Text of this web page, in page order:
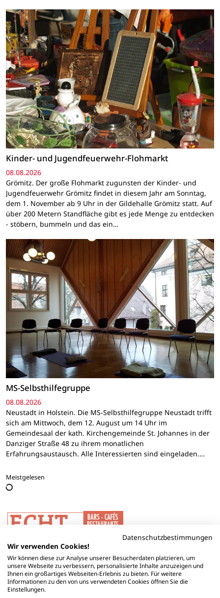
Kinder- und Jugendfeuerwehr-Flohmarkt
08.08.2026
Grömitz. Der große Flohmarkt zugunsten der Kinder- und
Jugendfeuerwehr Grömitz findet in diesem Jahr am Sonntag,
dem 1. November ab 9 Uhr in der Gildehalle Grömitz statt. Auf
über 200 Metern Standfläche gibt es jede Menge zu entdecken
- stöbern, bummeln und das ein…
MS-Selbsthilfegruppe
08.08.2026
Neustadt in Holstein. Die MS-Selbsthilfegruppe Neustadt trifft
sich am Mittwoch, dem 12. August um 14 Uhr im
Gemeindesaal der kath. Kirchengemeinde St. Johannes in der
Danziger Straße 48 zu ihrem monatlichen
Erfahrungsaustausch. Alle Interessierten sind eingeladen.…
Meistgelesen
Datenschutzbestimmungen
Wir verwenden Cookies!
Wir können diese zur Analyse unserer Besucherdaten platzieren, um
unsere Webseite zu verbessern, personalisierte Inhalte anzuzeigen und
Ihnen ein großartiges Webseiten-Erlebnis zu bieten. Für weitere
Informationen zu den von uns verwendeten Cookies öffnen Sie die
Einstellungen.